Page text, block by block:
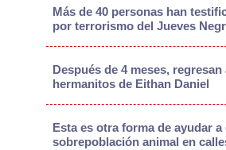
Más de 40 personas han
por terrorismo del Jueves
Después de 4 meses, regresan
hermanitos de Eithan Daniel
Esta es otra forma de ayudar
sobrepoblación animal en